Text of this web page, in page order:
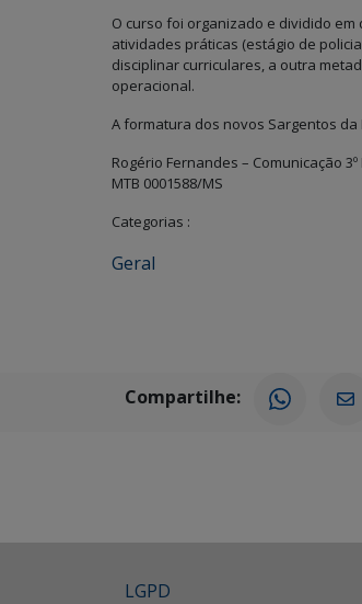
O curso foi organizado e dividido
atividades práticas (estágio de
disciplinar curriculares, a outra
operacional.
A formatura dos novos Sargentos
Rogério Fernandes – Comunicação 3º
MTB 0001588/MS
Categorias :
Geral
Compartilhe:
LGPD